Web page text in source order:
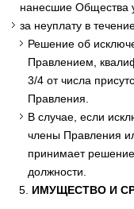
нанесшие Общества
за неуплату в
Решение об
Правлением,
3/4 от числа
Правления.
В случае, если
члены Правления
принимает
должности.
ИМУЩЕСТВО И